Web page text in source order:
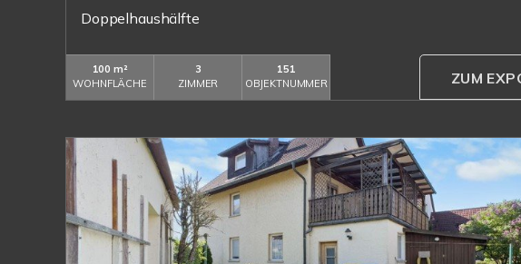
Doppelhaushälfte
100 m²
WOHNFLÄCHE
3
ZIMMER
151
OBJEKTNUMMER
ZUM